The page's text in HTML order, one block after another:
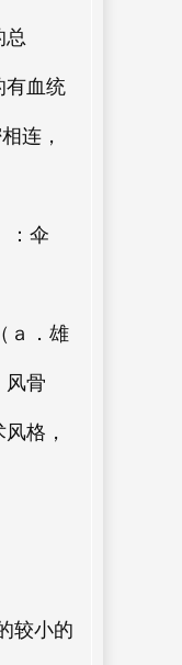
总
有血统
连，
：伞
ａ．雄
风骨
格，
较小的